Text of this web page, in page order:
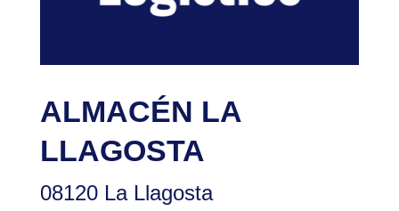
ALMACÉN LA
LLAGOSTA
08120 La Llagosta